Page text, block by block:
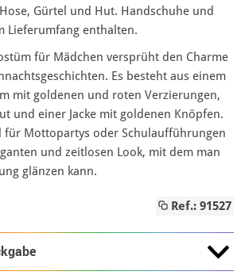
Gürtel und Hut. Handschuhe und
Lieferumfang enthalten.
für Mädchen versprüht den Charme
Es besteht aus einem
mit goldenen und roten Verzierungen,
und einer Jacke mit goldenen Knöpfen.
für Mottopartys oder Schulaufführungen
und zeitlosen Look, mit dem man
glänzen kann.
Ref.: 91527